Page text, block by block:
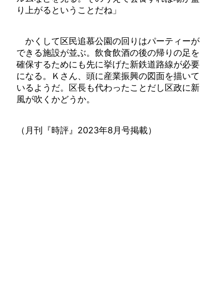
り上がるということだね」
かくして区民追慕公園の回りはパーティーが
できる施設が並ぶ。飲食飲酒の後の帰りの足を
確保するためにも先に挙げた新鉄道路線が必要
になる。Ｋさん、頭に産業振興の図面を描いて
いるようだ。区長も代わったことだし区政に新
風が吹くかどうか。
（月刊『時評』2023年8月号掲載）